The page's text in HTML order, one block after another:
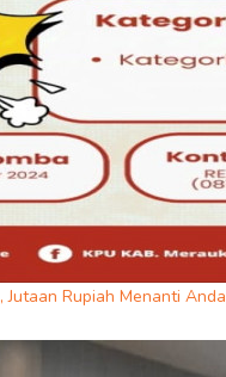
Jutaan Rupiah Menanti Anda